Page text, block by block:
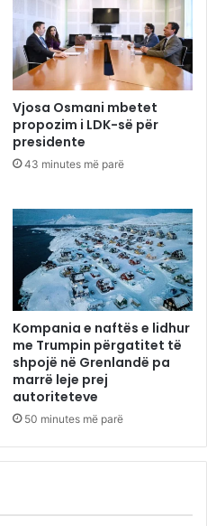
Vjosa Osmani mbetet
propozim i LDK-së për
presidente
43 minutes më parë
Kompania e naftës e lidhur
me Trumpin përgatitet të
shpojë në Grenlandë pa
marrë leje prej
autoriteteve
50 minutes më parë